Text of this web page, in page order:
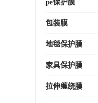
pe保护膜
包装膜
地毯保护膜
家具保护膜
拉伸缠绕膜